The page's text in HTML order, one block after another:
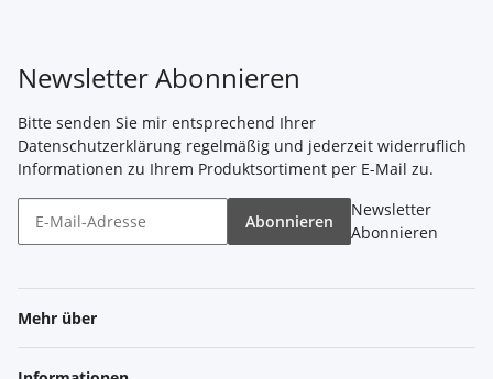
Newsletter Abonnieren
Bitte senden Sie mir entsprechend Ihrer
Datenschutzerklärung regelmäßig und jederzeit widerruflich
Informationen zu Ihrem Produktsortiment per E-Mail zu.
Abonnieren
Newsletter
Abonnieren
Mehr über